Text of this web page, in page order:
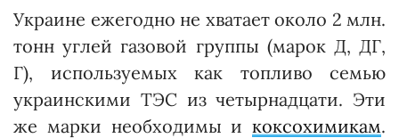
Украине ежегодно не хватает около 2 млн.
тонн углей газовой группы (марок Д, ДГ,
Г), используемых как топливо семью
украинскими ТЭС из четырнадцати. Эти
же марки необходимы и коксохимикам.